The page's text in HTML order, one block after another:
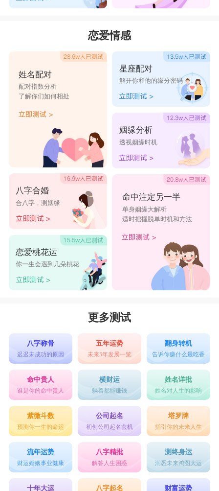
大多数狮子座女性和天蝎座男性在更多方面是
相匹配的。在两者之间一般的接触中，他们各自的
气氛是均衡的，即水会征服一切。天蝎座与狮子座
有更多的心理体验，在算命天宫图中也是领先于狮
子座的。因为天蝎座在占星图中是领先的，在这种
特殊关系之中，也由于这种特殊情况的存在，他们
会被指定教给他们一些她们需要学习的东西，不论
她们喜欢与否。
天蝎座男性的内在本性就是要在与狮子座女性
之间的各种激烈的争斗中取胜，而使对方火一样的
防御败下阵来，他的符号是水，而水是所有基本元
素中最强有力的，火是会耗尽的。狮子座女孩从外
表看也许热情、大方、很合群并且很友好，但并不
意味着她会很高兴地知道自己被像一只蝴蝶一样深
入地解剖，天蝎座的他想深入地了解她的思想和灵
出亲昵，她们将会毫不犹豫地由热变冷。
两个人的脾气都很冲，要是吵起架来那简直是
天雷勾动地火，一发不可收拾。若狮子女已被最具
魅力的天蝎男所吸引，请务必让自己的心胸更宽
广，使他知道你的爱开朗又温暖。虽然狮子占了很
大的天生优势，但天蝎男的潜力有时会超乎想像的
强，如果狮子女能敞开心胸和大气度去面对他们，
相信可以缓和一下你们之间有可能发生的对立比
率。若是彼此调整与沟通良好，组合成无敌拍档的
恋爱情感
姓名配对
配对指数分析
了解你们如何相处
八字合婚
合八字，测姻缘
恋爱桃花运
你一生会遇到几朵桃花
星座配对
解开你和他的缘分密码
姻缘分析
透视姻缘时机
命中注定另一半
单身姻缘大解析
适时把握脱单时机和方法
更多测试
八字称骨
迟迟未成功的原因
五年运势
未来5年发展一览
翻身转机
告诉你赚什么最吃香
命中贵人
谁是你的命中贵人
横财运
躺着都能赚钱
姓名详批
姓名对人生的影响
紫微斗数
预测你一生的命运
公司起名
初创公司起名玄机
塔罗牌
指引你的未来人生
流年运势
财运婚姻事业健康
八字精批
解答人生困惑
测终身运
洞悉未来鸿图大运
十年大运 八字起名 财富运势